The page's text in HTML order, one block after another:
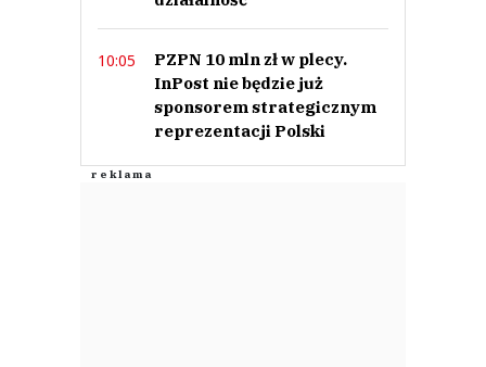
10:05
PZPN 10 mln zł w plecy.
InPost nie będzie już
sponsorem strategicznym
reprezentacji Polski